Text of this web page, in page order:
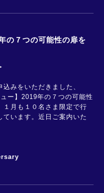
の７つの可能性の扉を
みをいただきました、
ー】2019年の７つの可能性
１月も１０名さま限定で行
ています。近日ご案内いた